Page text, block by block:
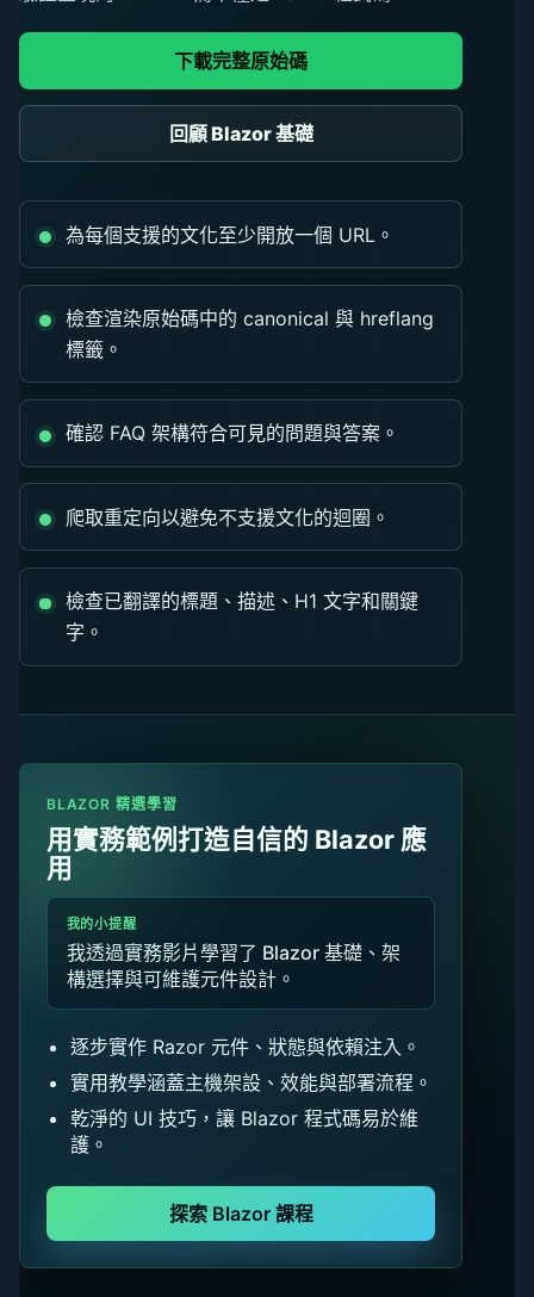
下載完整原始碼
回顧 Blazor 基礎
為每個支援的文化至少開放一個 URL。
檢查渲染原始碼中的 canonical 與 hreflang
標籤。
確認 FAQ 架構符合可見的問題與答案。
爬取重定向以避免不支援文化的迴圈。
檢查已翻譯的標題、描述、H1 文字和關鍵
字。
BLAZOR 精選學習
用實務範例打造自信的 Blazor 應
用
我的小提醒
我透過實務影片學習了 Blazor 基礎、架
構選擇與可維護元件設計。
逐步實作 Razor 元件、狀態與依賴注入。
實用教學涵蓋主機架設、效能與部署流程。
乾淨的 UI 技巧，讓 Blazor 程式碼易於維
護。
探索 Blazor 課程